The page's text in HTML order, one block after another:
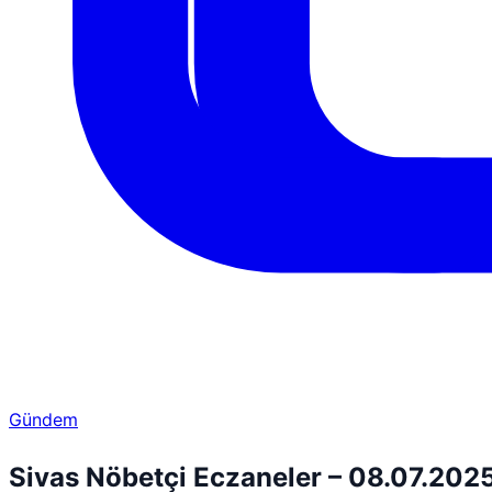
Gündem
Sivas Nöbetçi Eczaneler –